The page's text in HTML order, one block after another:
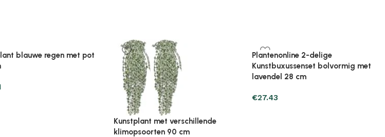
Plantenonline Broeikas 110×58,5×39
Plantenonline Broeikas 114x80x50
cm vurenhout bruin